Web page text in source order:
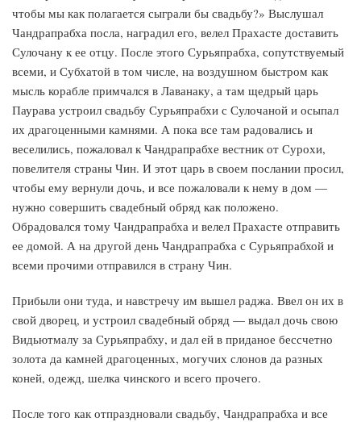
чтобы мы как полагается сыграли бы свадьбу?» Выслушал
Чандрапрабха посла, наградил его, велел Прахасте доставить
Сулочану к ее отцу. После этого Сурьяпрабха, сопутствуемый
всеми, и Субхатой в том числе, на воздушном быстром как
мысль корабле примчался в Лаванаку, а там щедрый царь
Паурава устроил свадьбу Сурьяпрабхи с Сулочаной и осыпал
их драгоценными камнями. А пока все там радовались и
веселились, пожаловал к Чандрапрабхе вестник от Сурохи,
повелителя страны Чин. И этот царь в своем послании просил,
чтобы ему вернули дочь, и все пожаловали к нему в дом —
нужно совершить свадебный обряд как положено.
Обрадовался тому Чандрапрабха и велел Прахасте отправить
ее домой. А на другой день Чандрапрабха с Сурьяпрабхой и
всеми прочими отправился в страну Чин.
Прибыли они туда, и навстречу им вышел раджа. Ввел он их в
свой дворец, и устроил свадебный обряд — выдал дочь свою
Видьютмалу за Сурьяпрабху, и дал ей в приданое бессчетно
золота да камней драгоценных, могучих слонов да разных
коней, одежд, шелка чинского и всего прочего.
После того как отпраздновали свадьбу, Чандрапрабха и все